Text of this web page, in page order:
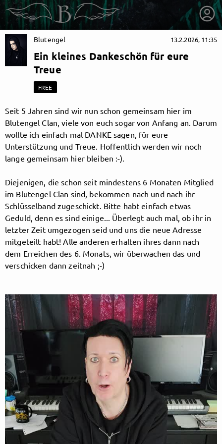
getnext to Blutengel
Folge Blutengel hier!
Blutengel 13.2.2026, 11:35
Ein kleines Dankeschön für eure
Treue
FREE
Seit 5 Jahren sind wir nun schon gemeinsam hier im
Blutengel Clan, viele von euch sogar von Anfang an. Darum
wollte ich einfach mal DANKE sagen, für eure
Unterstützung und Treue. Hoffentlich werden wir noch
lange gemeinsam hier bleiben :-).
Diejenigen, die schon seit mindestens 6 Monaten Mitglied
im Blutengel Clan sind, bekommen nach und nach ihr
Schlüsselband zugeschickt. Bitte habt einfach etwas
Geduld, denn es sind einige... Überlegt auch mal, ob ihr in
letzter Zeit umgezogen seid und uns die neue Adresse
mitgeteilt habt! Alle anderen erhalten ihres dann nach
dem Erreichen des 6. Monats, wir überwachen das und
verschicken dann zeitnah ;-)
Folge Blutengel
, und
bekomme sofort
Zugriff auf exklusive Inhalte
Registriere dich jetzt